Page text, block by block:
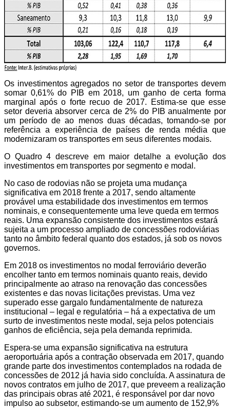
Os investimentos agregados no setor de transportes devem
somar 0,61% do PIB em 2018, um ganho de certa forma
marginal após o forte recuo de 2017. Estima-se que esse
setor deveria absorver cerca de 2% do PIB anualmente por
um período de ao menos duas décadas, tomando-se por
referência a experiência de países de renda média que
modernizaram os transportes em seus diferentes modais.
O Quadro 4 descreve em maior detalhe a evolução dos
investimentos em transportes por segmento e modal.
No caso de rodovias não se projeta uma mudança
significativa em 2018 frente a 2017, sendo altamente
provável uma estabilidade dos investimentos em termos
nominais, e consequentemente uma leve queda em termos
reais. Uma expansão consistente dos investimentos estará
sujeita a um processo ampliado de concessões rodoviárias
tanto no âmbito federal quanto dos estados, já sob os novos
governos.
Em 2018 os investimentos no modal ferroviário deverão
encolher tanto em termos nominais quanto reais, devido
principalmente ao atraso na renovação das concessões
existentes e das novas licitações previstas. Uma vez
superado esse gargalo fundamentalmente de natureza
institucional – legal e regulatória – há a expectativa de um
surto de investimentos neste modal, seja pelos potenciais
ganhos de eficiência, seja pela demanda reprimida.
Espera-se uma expansão significativa na estrutura
aeroportuária após a contração observada em 2017, quando
grande parte dos investimentos contemplados na rodada de
concessões de 2012 já havia sido concluída. A assinatura de
novos contratos em julho de 2017, que preveem a realização
das principais obras até 2021, é responsável por dar novo
impulso ao subsetor, estimando-se um aumento de 152,9%